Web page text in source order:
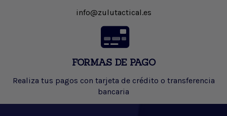
info@zulutactical.es
FORMAS DE PAGO
Realiza tus pagos con tarjeta de crédito o transferencia
bancaria